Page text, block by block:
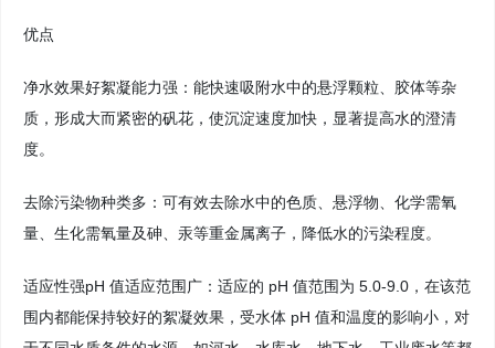
优点
净水效果好絮凝能力强：能快速吸附水中的悬浮颗粒、胶体等杂
质，形成大而紧密的矾花，使沉淀速度加快，显著提高水的澄清
度。
去除污染物种类多：可有效去除水中的色质、悬浮物、化学需氧
量、生化需氧量及砷、汞等重金属离子，降低水的污染程度。
适应性强pH 值适应范围广：适应的 pH 值范围为 5.0-9.0，在该范
围内都能保持较好的絮凝效果，受水体 pH 值和温度的影响小，对